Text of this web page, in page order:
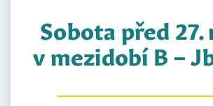
Sobota před 27.
v mezidobí B – Jb